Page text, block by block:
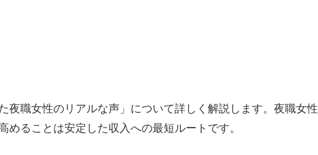
夜職女性のリアルな声」について詳しく解説します。夜職女性
めることは安定した収入への最短ルートです。